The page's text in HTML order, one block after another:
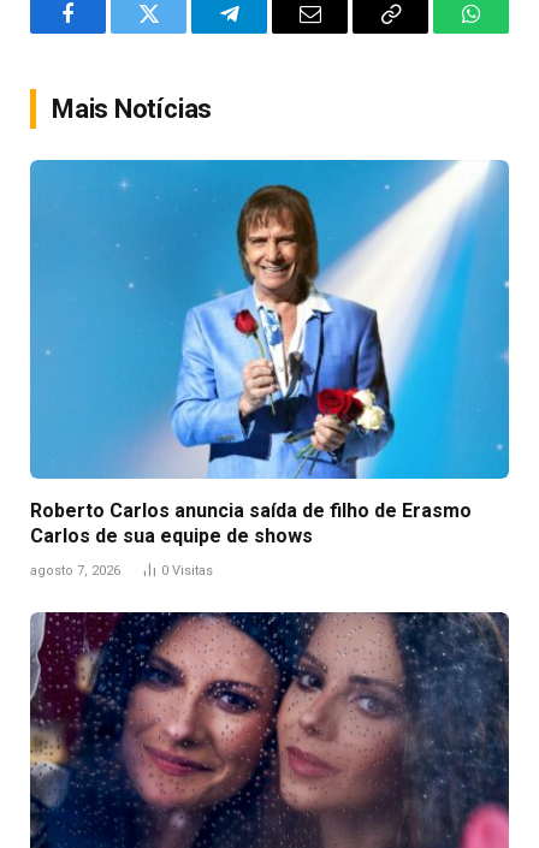
FacebookTwitter TelegramEmail
Copy
Mais Notícias
Roberto Carlos anuncia saída de filho de Erasmo
Carlos de sua equipe de shows
agosto 7, 2026 0 Visitas